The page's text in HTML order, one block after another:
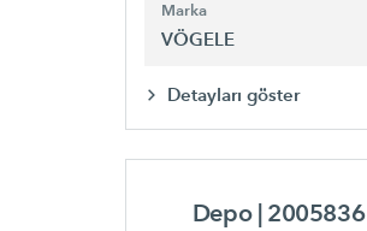
Marka
VÖGELE
Detayları göster
Depo | 2005836